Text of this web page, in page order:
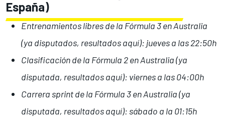
España)
Entrenamientos libres de la Fórmula 3 en Australia
(ya disputados, resultados aquí): jueves a las 22:50h
Clasificación de la Fórmula 2 en Australia (ya
disputada, resultados aquí): viernes a las 04:00h
Carrera sprint de la Fórmula 3 en Australia (ya
disputada, resultados aquí): sábado a la 01:15h